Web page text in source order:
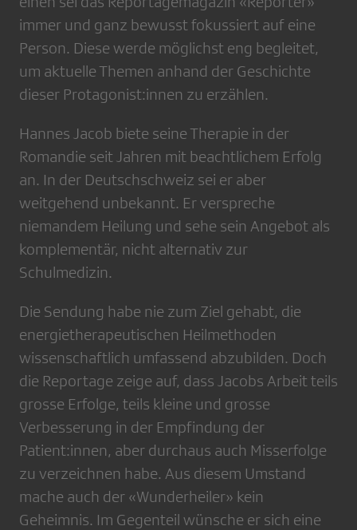
immer und ganz bewusst fokussiert auf eine
Person. Diese werde möglichst eng begleitet,
um aktuelle Themen anhand der Geschichte
dieser Protagonist:innen zu erzählen.
Hannes Jacob biete seine Therapie in der
Romandie seit Jahren mit beachtlichem Erfolg
an. In der Deutschschweiz sei er aber
weitgehend unbekannt. Er verspreche
niemandem Heilung und sehe sein Angebot als
komplementär, nicht alternativ zur
Schulmedizin.
Die Sendung habe nie zum Ziel gehabt, die
energietherapeutischen Heilmethoden
wissenschaftlich umfassend abzubilden. Doch
die Reportage zeige auf, dass Jacobs Arbeit teils
grosse Erfolge, teils kleine und grosse
Verbesserung in der Empfindung der
Patient:innen, aber durchaus auch Misserfolge
zu verzeichnen habe. Aus diesem Umstand
mache auch der «Wunderheiler» kein
Geheimnis. Im Gegenteil wünsche er sich eine